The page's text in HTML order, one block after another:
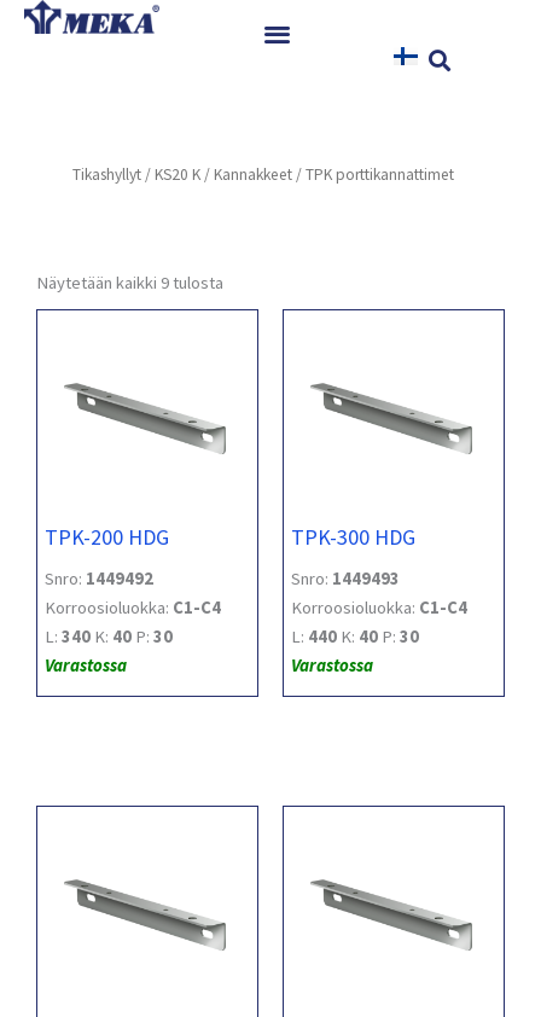
Siirry
Referenssit
Yhteystiedot
Tikashyllyt / KS20 K / Kannakkeet / TPK porttikannattimet
Näytetään kaikki 9 tulosta
TPK-200 HDG
Snro: 1449492
Korroosioluokka: C1-C4
L: 340 K: 40 P: 30
Varastossa
TPK-300 HDG
Snro: 1449493
Korroosioluokka: C1-C4
L: 440 K: 40 P: 30
Varastossa